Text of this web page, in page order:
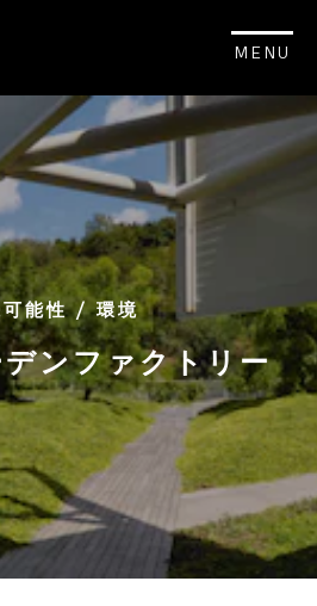
MENU
可能性 / 環境
ンファクトリー